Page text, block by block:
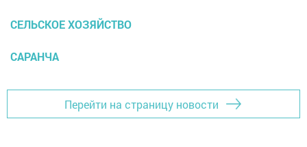
СЕЛЬСКОЕ ХОЗЯЙСТВО
САРАНЧА
Перейти на страницу новости